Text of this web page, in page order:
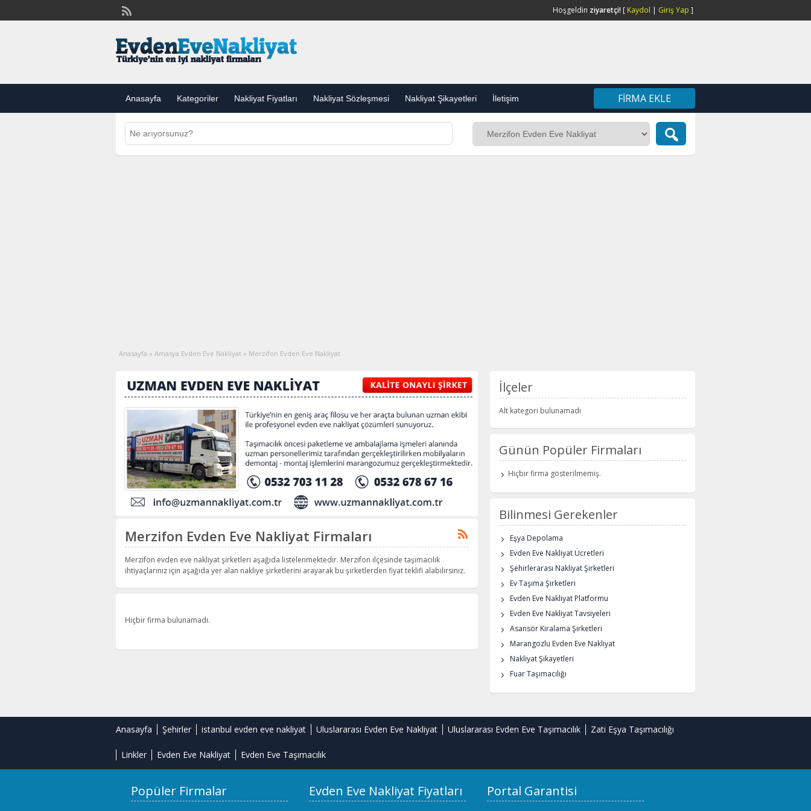
Hoşgeldin ziyaretçi! [ Kaydol | Giriş Yap ]
Anasayfa Kategoriler Nakliyat Fiyatları Nakliyat Sözleşmesi Nakliyat Şikayetleri İletişim FIRMA EKLE
Anasayfa » Amasya Evden Eve Nakliyat » Merzifon Evden Eve Nakliyat
Merzifon Evden Eve Nakliyat Firmaları
Merzifon evden eve nakliyat şirketleri aşağıda listelenmektedir. Merzifon ilçesinde taşımacılık
ihtiyaçlarınız için aşağıda yer alan nakliye şirketlerini arayarak bu şirketlerden fiyat teklifi alabilirsiniz.
Hiçbir firma bulunamadı.
İlçeler
Alt kategori bulunamadı
Günün Popüler Firmaları
Hiçbir firma gösterilmemiş.
Bilinmesi Gerekenler
Eşya Depolama
Evden Eve Nakliyat Ücretleri
Şehirlerarası Nakliyat Şirketleri
Ev Taşıma Şirketleri
Evden Eve Nakliyat Platformu
Evden Eve Nakliyat Tavsiyeleri
Asansör Kiralama Şirketleri
Marangozlu Evden Eve Nakliyat
Nakliyat Şikayetleri
Fuar Taşımacılığı
Anasayfa Şehirler istanbul evden eve nakliyat Uluslararası Evden Eve Nakliyat Uluslararası Evden Eve Taşımacılık Zati Eşya Taşımacılığı
Linkler Evden Eve Nakliyat Evden Eve Taşımacılık
Popüler Firmalar Evden Eve Nakliyat Fiyatları Portal Garantisi